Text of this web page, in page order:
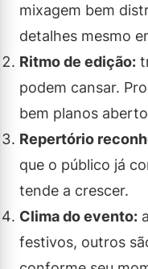
mixagem bem
detalhes mesmo
Ritmo de edição:
podem cansar.
bem planos
Repertório
que o público já
tende a crescer.
Clima do evento:
festivos, outros